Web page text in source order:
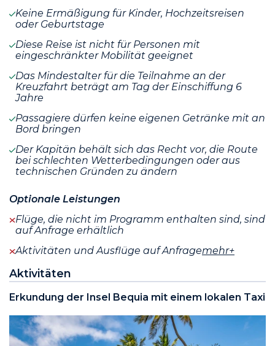
Keine Ermäßigung für Kinder, Hochzeitsreisen
oder Geburtstage
Diese Reise ist nicht für Personen mit
eingeschränkter Mobilität geeignet
Das Mindestalter für die Teilnahme an der
Kreuzfahrt beträgt am Tag der Einschiffung 6
Jahre
Passagiere dürfen keine eigenen Getränke mit an
Bord bringen
Der Kapitän behält sich das Recht vor, die Route
bei schlechten Wetterbedingungen oder aus
technischen Gründen zu ändern
Optionale Leistungen
Flüge, die nicht im Programm enthalten sind, sind
auf Anfrage erhältlich
Aktivitäten und Ausflüge auf Anfragemehr+
Aktivitäten
Erkundung der Insel Bequia mit einem lokalen Taxi